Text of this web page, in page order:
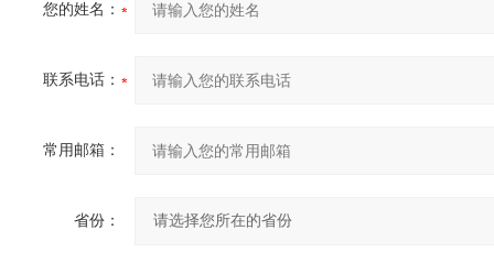
您的姓名：
联系电话：
常用邮箱：
省份：